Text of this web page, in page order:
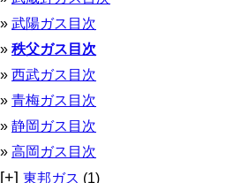
武陽ガス目次
秩父ガス目次
西武ガス目次
青梅ガス目次
静岡ガス目次
高岡ガス目次
[+] 東邦ガス (1)